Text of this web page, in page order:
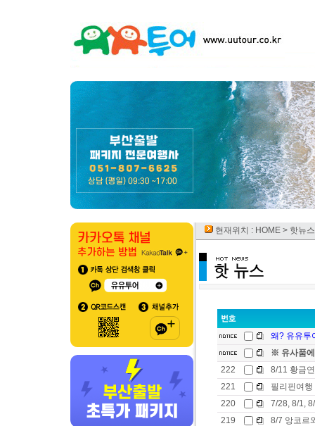
현재위치 : HOME > 핫뉴스
왜? 유유투
※ 유사품
222
8/11 황금
221
필리핀여
220
7/28, 8/1,
219
8/7 앙코르